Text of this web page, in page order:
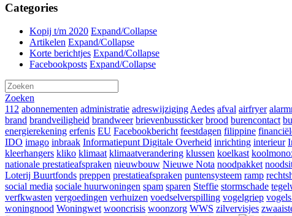
Categories
Kopij t/m 2020 Expand/Collapse
Artikelen Expand/Collapse
Korte berichtjes Expand/Collapse
Facebookposts Expand/Collapse
Zoeken
112 abonnementen administratie adreswijzigingAedes afval airfryer
brand brandveiligheid brandweer brievenbussticker brood burencontact
energierekening erfenis EU Facebookbericht feestdagen filippine
IDO imago inbraak Informatiepunt Digitale Overheid inrichting interieur
kleerhangers kliko klimaat klimaatverandering klussen koelkast
nationale prestatieafspraken nieuwbouw Nieuwe Nota noodpakket
Loterij Buurtfonds preppen prestatieafspraken puntensysteem ramp
social media sociale huurwoningen spam sparen Steffie stormschade
verfkwasten vergoedingen verhuizen voedselverspilling vogelgriep
woningnood Woningwet wooncrisis woonzorg WWS zilvervisjes